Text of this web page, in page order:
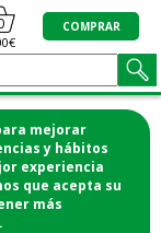
mejorar
y hábitos
experiencia
que acepta su
más
.
COMPRAR
Y RECOGE
a casa